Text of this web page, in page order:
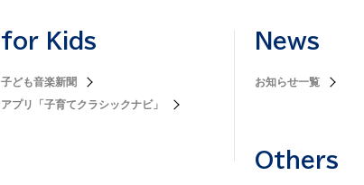
for Kids
子ども音楽新聞
アプリ「子育てクラシックナビ」
News
お知らせ一覧
Others